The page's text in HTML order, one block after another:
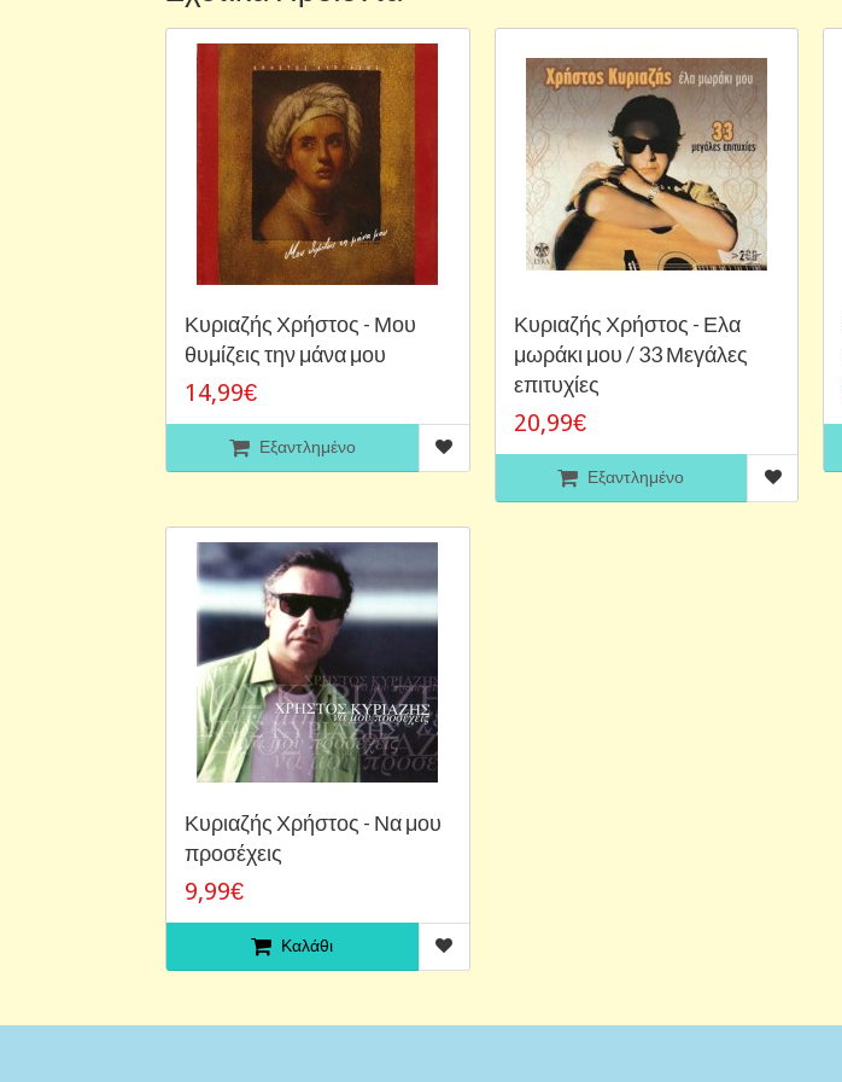
Κυριαζής Χρήστος - Μου
θυμίζεις την μάνα μου
14,99€
Εξαντλημένο
Κυριαζής Χρήστος - Ελα
μωράκι μου / 33 Μεγάλες
επιτυχίες
20,99€
Εξαντλημένο
Κυριαζής Χρήστος - Να μου
προσέχεις
9,99€
Καλάθι